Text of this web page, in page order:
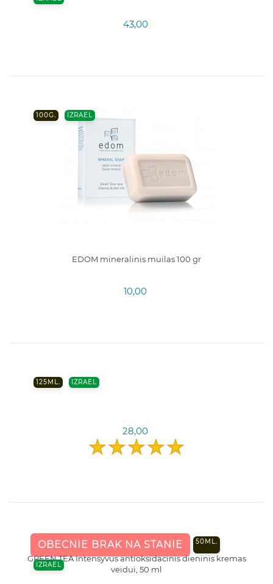
43,00
100G. IZRAEL
EDOM mineralinis muilas 100 gr
10,00
125ML. IZRAEL
28,00
OBECNIE BRAK NA STANIE 50ML.
IZRAEL
GREEN TEA Intensyvus antioksidacinis dieninis kremas
veidui, 50 ml